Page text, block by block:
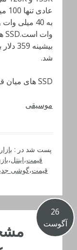
شد.
SSD های میان قیمت اینتل وارد بازار شدند
موسیقی
پست شد در : بازار
قیمت،اینتل،
قیمت،گوشی
26
آگوست